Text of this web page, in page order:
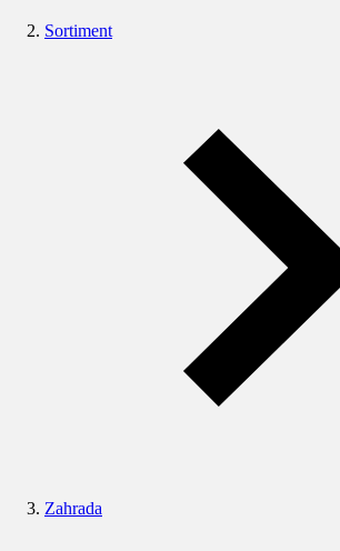
Sortiment
Zahrada